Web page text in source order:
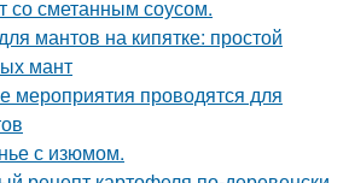
со сметанным соусом.
мантов на кипятке: простой
мант
мероприятия проводятся для
с изюмом.